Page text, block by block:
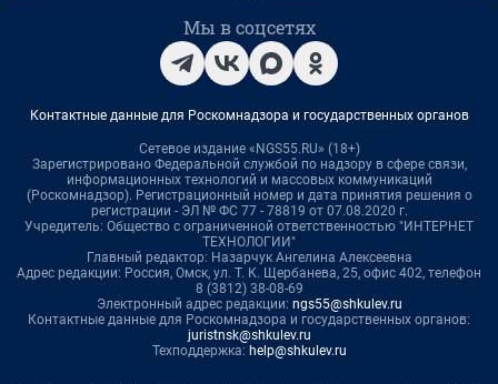
Мы в соцсетях
Контактные данные для Роскомнадзора и государственных органов
Сетевое издание «NGS55.RU» (18+)
Зарегистрировано Федеральной службой по надзору в сфере связи,
информационных технологий и массовых коммуникаций
(Роскомнадзор). Регистрационный номер и дата принятия решения о
регистрации - ЭЛ № ФС 77 - 78819 от 07.08.2020 г.
Учредитель: Общество с ограниченной ответственностью "ИНТЕРНЕТ
ТЕХНОЛОГИИ"
Главный редактор: Назарчук Ангелина Алексеевна
Адрес редакции: Россия, Омск, ул. Т. К. Щербанева, 25, офис 402, телефон
8 (3812) 38-08-69
Электронный адрес редакции: ngs55@shkulev.ru
Контактные данные для Роскомнадзора и государственных органов:
juristnsk@shkulev.ru
Техподдержка: help@shkulev.ru